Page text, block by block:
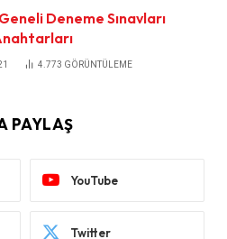
Deneme Sınavları
4.773 GÖRÜNTÜLEME
PAYLAŞ
YouTube
Twitter